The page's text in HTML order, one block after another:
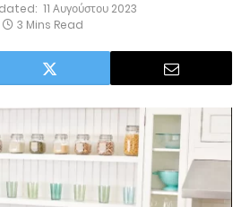
11 Αυγούστου 2023
3 Mins Read